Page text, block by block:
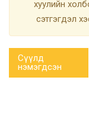
хуулийн
сэтгэгдэл
Сүүлд
нэмэгдсэн